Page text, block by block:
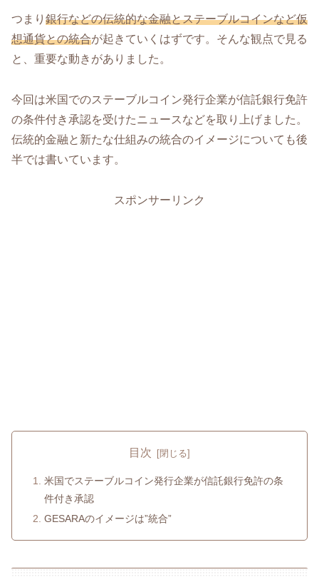
つまり 銀行などの伝統的な金融とステーブルコインなど仮
想通貨との統合が起きていくはずです。そんな観点で見る
と、重要な動きがありました。
今回は米国でのステーブルコイン発行企業が信託銀行免許
の条件付き承認を受けたニュースなどを取り上げました。
伝統的金融と新たな仕組みの統合のイメージについても後
半では書いています。
スポンサーリンク
目次
米国でステーブルコイン発行企業が信託銀行免許の条
件付き承認
GESARAのイメージは”統合”